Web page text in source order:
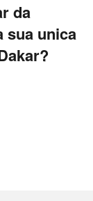
da
sua unica